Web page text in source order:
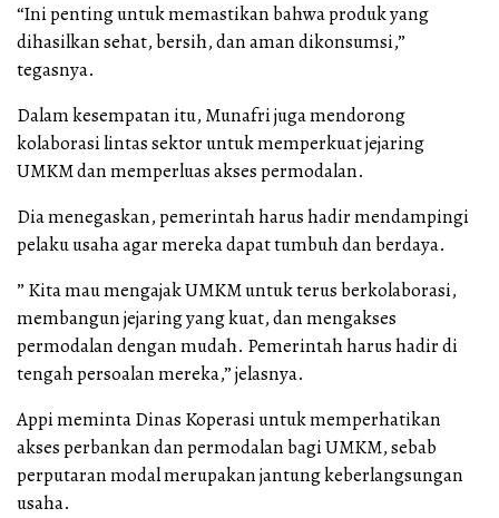
“Ini penting untuk memastikan bahwa produk yang
dihasilkan sehat, bersih, dan aman dikonsumsi,”
tegasnya.
Dalam kesempatan itu, Munafri juga mendorong
kolaborasi lintas sektor untuk memperkuat jejaring
UMKM dan memperluas akses permodalan.
Dia menegaskan, pemerintah harus hadir mendampingi
pelaku usaha agar mereka dapat tumbuh dan berdaya.
” Kita mau mengajak UMKM untuk terus berkolaborasi,
membangun jejaring yang kuat, dan mengakses
permodalan dengan mudah. Pemerintah harus hadir di
tengah persoalan mereka,” jelasnya.
Appi meminta Dinas Koperasi untuk memperhatikan
akses perbankan dan permodalan bagi UMKM, sebab
perputaran modal merupakan jantung keberlangsungan
usaha.